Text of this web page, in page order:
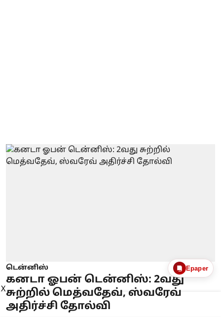
டென்னிஸ்
கனடா ஓபன் டென்னிஸ்: 2வது
சுற்றில் மெத்வதேவ், ஸ்வரேவ்
அதிர்ச்சி தோல்வி
Epaper
X